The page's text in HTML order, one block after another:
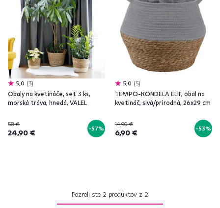
5,0 3
Obaly na kvetináče, set 3 ks,
morská tráva, hnedá, VALEL
58 €
24,90 € -57%
5,0 5
TEMPO-KONDELA ELIF, obal na
kvetináč, sivá/prírodná, 26x29 cm
14,90 €
6,90 € -53%
Pozreli ste 2 produktov z 2